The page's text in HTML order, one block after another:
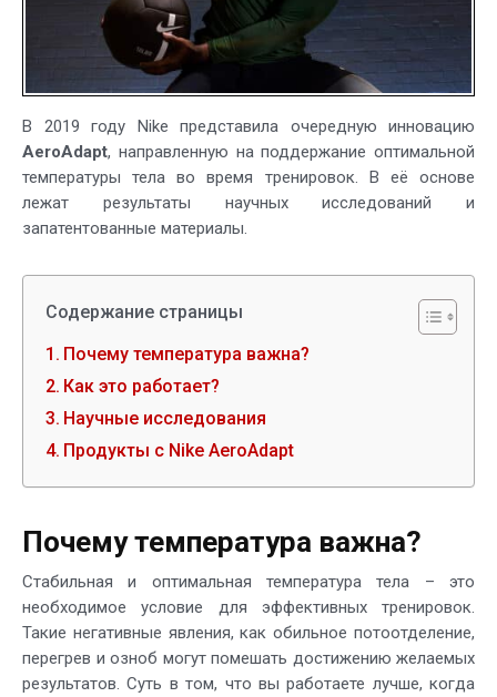
В 2019 году Nike представила очередную инновацию
AeroAdapt, направленную на поддержание оптимальной
температуры тела во время тренировок. В её основе
лежат результаты научных исследований и
запатентованные материалы.
Содержание страницы
Почему температура важна?
Как это работает?
Научные исследования
Продукты с Nike AeroAdapt
Почему температура важна?
Стабильная и оптимальная температура тела – это
необходимое условие для эффективных тренировок.
Такие негативные явления, как обильное потоотделение,
перегрев и озноб могут помешать достижению желаемых
результатов. Суть в том, что вы работаете лучше, когда